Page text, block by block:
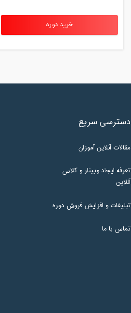
خرید دوره
دسترسی سریع
مقالات آنلاین آموزان
تعرفه ایجاد وبینار و کلاس
آنلاین
تبلیغات و افزایش فروش دوره
تماس با ما